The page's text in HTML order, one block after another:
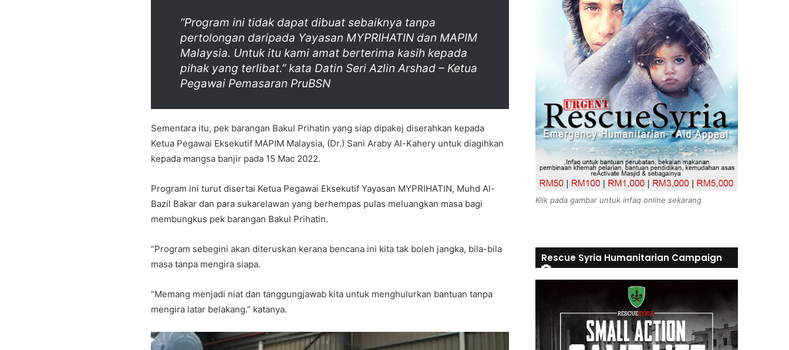
“Program ini tidak dapat dibuat sebaiknya tanpa
pertolongan daripada Yayasan MYPRIHATIN dan MAPIM
Malaysia. Untuk itu kami amat berterima kasih kepada
pihak yang terlibat.” kata Datin Seri Azlin Arshad – Ketua
Pegawai Pemasaran PruBSN
Sementara itu, pek barangan Bakul Prihatin yang siap dipakej diserahkan kepada
Ketua Pegawai Eksekutif MAPIM Malaysia, (Dr.) Sani Araby Al-Kahery untuk diagihkan
kepada mangsa banjir pada 15 Mac 2022.
Program ini turut disertai Ketua Pegawai Eksekutif Yayasan MYPRIHATIN, Muhd Al-
Bazil Bakar dan para sukarelawan yang berhempas pulas meluangkan masa bagi
membungkus pek barangan Bakul Prihatin.
“Program sebegini akan diteruskan kerana bencana ini kita tak boleh jangka, bila-bila
masa tanpa mengira siapa.
“Memang menjadi niat dan tanggungjawab kita untuk menghulurkan bantuan tanpa
mengira latar belakang.” katanya.
Klik pada gambar untuk infaq online sekarang
Rescue Syria Humanitarian Campaign